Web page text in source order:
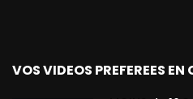
VOS VIDEOS PREFEREES